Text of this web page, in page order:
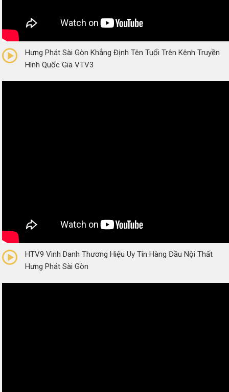
(0 Reviews)
Hưng Phát Sài Gòn Khẳng Định Tên Tuổi Trên Kênh Truyền
Hình Quốc Gia VTV3
(0 Reviews)
HTV9 Vinh Danh Thương Hiệu Uy Tín Hàng Đầu Nội Thất
Hưng Phát Sài Gòn